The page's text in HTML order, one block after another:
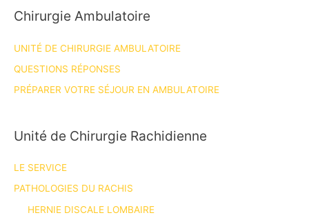
Chirurgie Ambulatoire
UNITÉ DE CHIRURGIE AMBULATOIRE
QUESTIONS RÉPONSES
PRÉPARER VOTRE SÉJOUR EN AMBULATOIRE
Unité de Chirurgie Rachidienne
LE SERVICE
PATHOLOGIES DU RACHIS
HERNIE DISCALE LOMBAIRE